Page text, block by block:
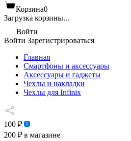
Корзина0
Загрузка корзины...
Войти
Войти Зарегистрироваться
Главная
Смартфоны и аксессуары
Аксессуары и гаджеты
Чехлы и накладки
Чехлы для Infinix
100 ₽
200 ₽ в магазине